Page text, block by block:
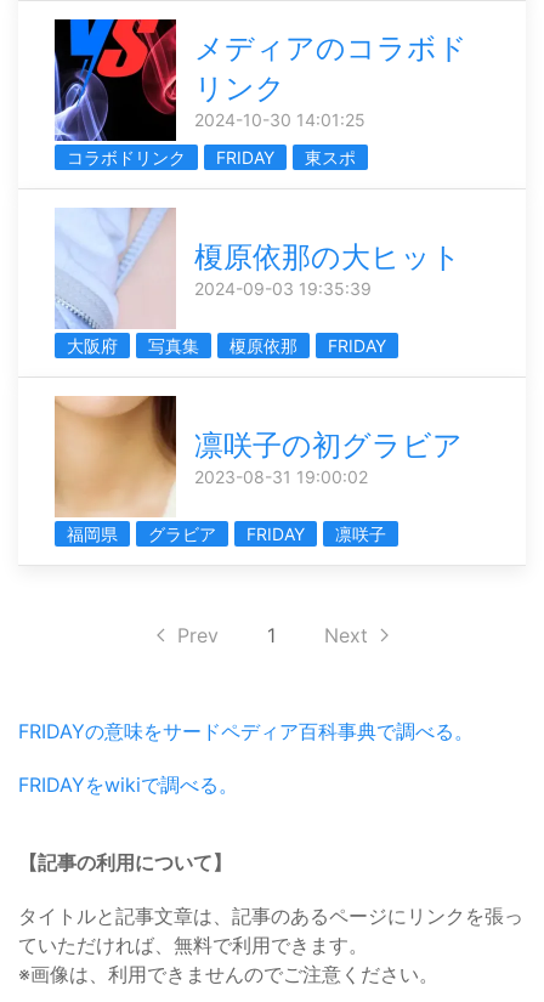
メディアのコラボド
リンク
2024-10-30 14:01:25
コラボドリンク
FRIDAY 東スポ
榎原依那の大ヒット
2024-09-03 19:35:39
大阪府 写真集 榎原依那 FRIDAY
凛咲子の初グラビア
2023-08-31 19:00:02
福岡県 グラビア FRIDAY 凛咲子
Prev 1 Next
FRIDAYの意味をサードペディア百科事典で調べる。
FRIDAYをwikiで調べる。
【記事の利用について】
タイトルと記事文章は、記事のあるページにリンクを張っ
ていただければ、無料で利用できます。
※画像は、利用できませんのでご注意ください。